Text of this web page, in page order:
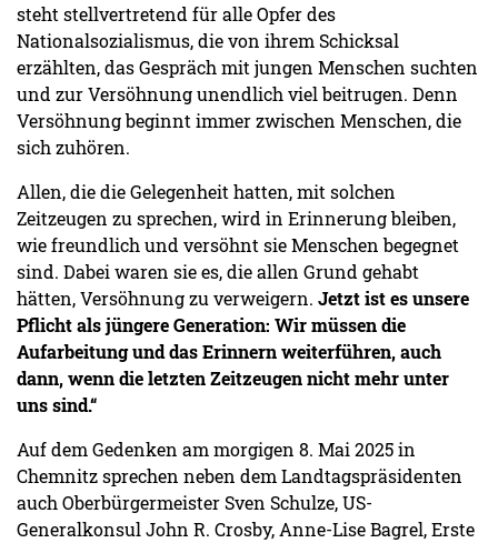
steht stellvertretend für alle Opfer des
Nationalsozialismus, die von ihrem Schicksal
erzählten, das Gespräch mit jungen Menschen suchten
und zur Versöhnung unendlich viel beitrugen. Denn
Versöhnung beginnt immer zwischen Menschen, die
sich zuhören.
Allen, die die Gelegenheit hatten, mit solchen
Zeitzeugen zu sprechen, wird in Erinnerung bleiben,
wie freundlich und versöhnt sie Menschen begegnet
sind. Dabei waren sie es, die allen Grund gehabt
hätten, Versöhnung zu verweigern. Jetzt ist es unsere
Pflicht als jüngere Generation: Wir müssen die
Aufarbeitung und das Erinnern weiterführen, auch
dann, wenn die letzten Zeitzeugen nicht mehr unter
uns sind.“
Auf dem Gedenken am morgigen 8. Mai 2025 in
Chemnitz sprechen neben dem Landtagspräsidenten
auch Oberbürgermeister Sven Schulze, US-
Generalkonsul John R. Crosby, Anne-Lise Bagrel, Erste